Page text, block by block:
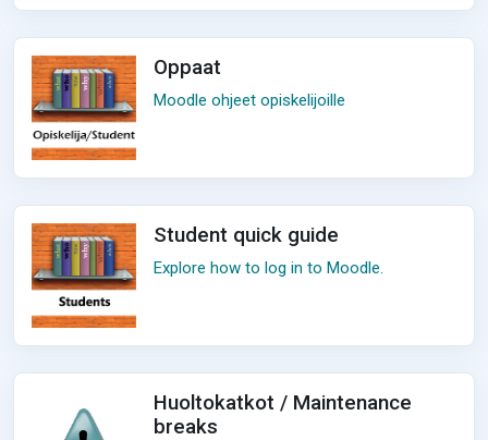
Oppaat
Moodle ohjeet opiskelijoille
Student quick guide
Explore how to log in to Moodle.
Huoltokatkot / Maintenance
breaks